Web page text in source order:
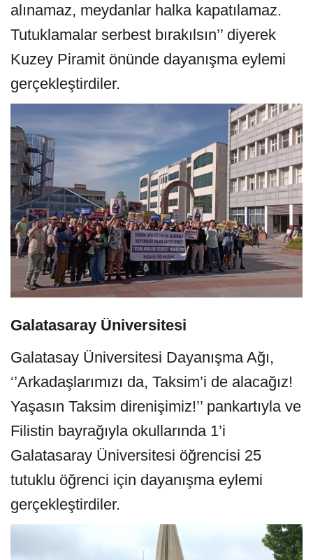
alınamaz, meydanlar halka kapatılamaz.
Tutuklamalar serbest bırakılsın’’ diyerek
Kuzey Piramit önünde dayanışma eylemi
gerçekleştirdiler.
Galatasaray Üniversitesi
Galatasay Üniversitesi Dayanışma Ağı,
‘’Arkadaşlarımızı da, Taksim’i de alacağız!
Yaşasın Taksim direnişimiz!’’ pankartıyla ve
Filistin bayrağıyla okullarında 1’i
Galatasaray Üniversitesi öğrencisi 25
tutuklu öğrenci için dayanışma eylemi
gerçekleştirdiler.